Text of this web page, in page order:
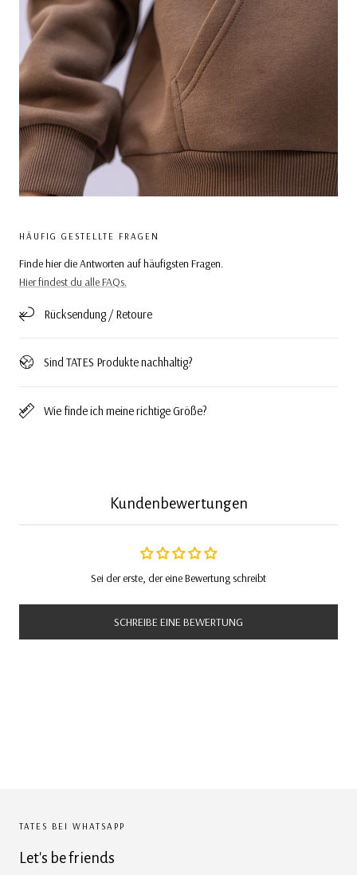
HÄUFIG GESTELLTE FRAGEN
Finde hier die Antworten auf häufigsten Fragen.
Hier findest du alle FAQs.
Rücksendung / Retoure
Sind TATES Produkte nachhaltig?
Wie finde ich meine richtige Größe?
Kundenbewertungen
Sei der erste, der eine Bewertung schreibt
SCHREIBE EINE BEWERTUNG
TATES BEI WHATSAPP
Let's be friends